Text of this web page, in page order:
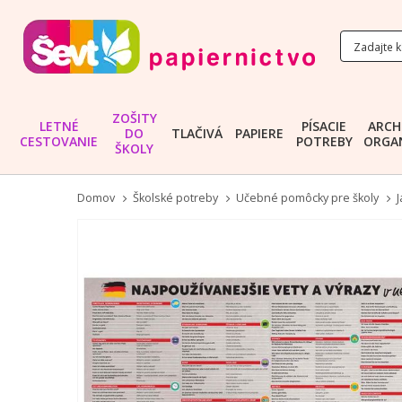
LETNÉ
CESTOVANIE
ZOŠITY
DO
ŠKOLY
TLAČIVÁ PAPIERE
PÍSACIE
POTREBY
Domov Školské potreby Učebné pomôcky pre školy
galérie
obrázkov